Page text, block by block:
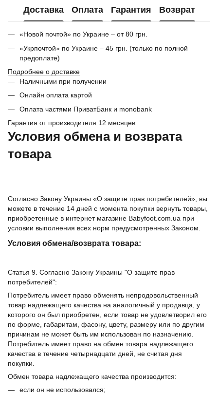
Доставка Оплата Гарантия Возврат
«Новой почтой» по Украине – от 80 грн.
«Укрпочтой» по Украине – 45 грн. (только по полной
предоплате)
Подробнее о доставке
Наличными при получении
Онлайн оплата картой
Оплата частями ПриватБанк и monobank
Гарантия от производителя 12 месяцев
Условия обмена и возврата
товара
Согласно Закону Украины «О защите прав потребителей», вы
можете в течение 14 дней с момента покупки вернуть товары,
приобретенные в интернет магазине Babyfoot.com.ua при
условии выполнения всех норм предусмотренных Законом.
Условия обмена/возврата товара:
Статья 9. Согласно Закону Украины "О защите прав
потребителей":
Потребитель имеет право обменять непродовольственный
товар надлежащего качества на аналогичный у продавца, у
которого он был приобретен, если товар не удовлетворил его
по форме, габаритам, фасону, цвету, размеру или по другим
причинам не может быть им использован по назначению.
Потребитель имеет право на обмен товара надлежащего
качества в течение четырнадцати дней, не считая дня
покупки.
Обмен товара надлежащего качества производится:
если он не использовался;